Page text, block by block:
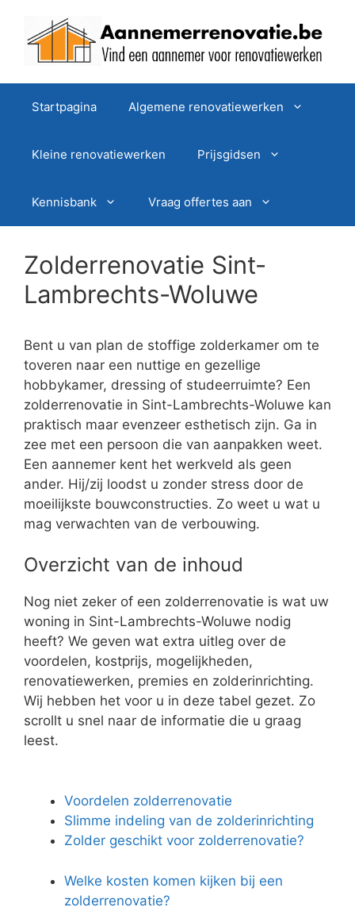
Startpagina Algemene renovatiewerken
Kleine renovatiewerken Prijsgidsen
Kennisbank Vraag offertes aan
Zolderrenovatie Sint-
Lambrechts-Woluwe
Bent u van plan de stoffige zolderkamer om te
toveren naar een nuttige en gezellige
hobbykamer, dressing of studeerruimte? Een
zolderrenovatie in Sint-Lambrechts-Woluwe kan
praktisch maar evenzeer esthetisch zijn. Ga in
zee met een persoon die van aanpakken weet.
Een aannemer kent het werkveld als geen
ander. Hij/zij loodst u zonder stress door de
moeilijkste bouwconstructies. Zo weet u wat u
mag verwachten van de verbouwing.
Overzicht van de inhoud
Nog niet zeker of een zolderrenovatie is wat uw
woning in Sint-Lambrechts-Woluwe nodig
heeft? We geven wat extra uitleg over de
voordelen, kostprijs, mogelijkheden,
renovatiewerken, premies en zolderinrichting.
Wij hebben het voor u in deze tabel gezet. Zo
scrollt u snel naar de informatie die u graag
leest.
Voordelen zolderrenovatie
Slimme indeling van de zolderinrichting
Zolder geschikt voor zolderrenovatie?
Welke kosten komen kijken bij een
zolderrenovatie?